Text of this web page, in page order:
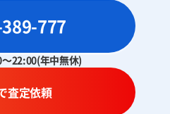
777
22:00(年中無休)
査定依頼